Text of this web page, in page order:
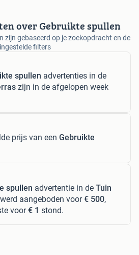
over Gebruikte spullen
zijn gebaseerd op je zoekopdracht en de
ingestelde filters
spullen advertenties in de
zijn in de afgelopen week
prijs van een Gebruikte
spullen advertentie in de Tuin
aangeboden voor€ 500,
voor€ 1 stond.